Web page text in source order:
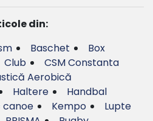
din:
Baschet
Box
Club
CSM Constanta
Aerobică
Haltere
Handbal
canoe Kempo
Lupte